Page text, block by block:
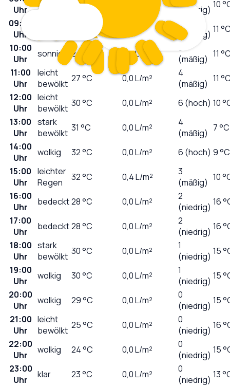
Uhr
wolkig 17°C
(niedrig) 10
09:00
Uhr
L/m²
1
(niedrig) 11
10:00
Uhr
sonnig 24 °C 0,0L/m²
3
(mäßig) 11
11:00
Uhr
leicht
bewölkt 27°C 0,0L/m²
4
(mäßig) 11
12:00
Uhr
leicht
bewölkt 30°C 0,0L/m² 6 (hoch) 10
13:00
Uhr
stark
bewölkt 31 °C 0,0L/m²
4
(mäßig) 7 °C
14:00
Uhr
wolkig 32°C 0,0L/m² 6 (hoch) 9 °C
15:00
Uhr
leichter
Regen
32°C 0,4L/m²
3
(mäßig) 10
16:00
Uhr
bedeckt28°C 0,0L/m²
2
(niedrig) 16
17:00
Uhr
bedeckt28°C 0,0L/m²
2
(niedrig) 16
18:00
Uhr
stark
bewölkt 30°C 0,0L/m²
1
(niedrig) 15
19:00
Uhr
wolkig 30°C 0,0L/m²
1
(niedrig) 15
20:00
Uhr
wolkig 29°C 0,0L/m²
0
(niedrig) 15
21:00
Uhr
leicht
bewölkt 25°C 0,0L/m²
0
(niedrig) 16
22:00
Uhr
wolkig 24°C 0,0L/m²
0
(niedrig) 15
23:00
Uhr
klar 23°C 0,0L/m²
0
(niedrig) 13